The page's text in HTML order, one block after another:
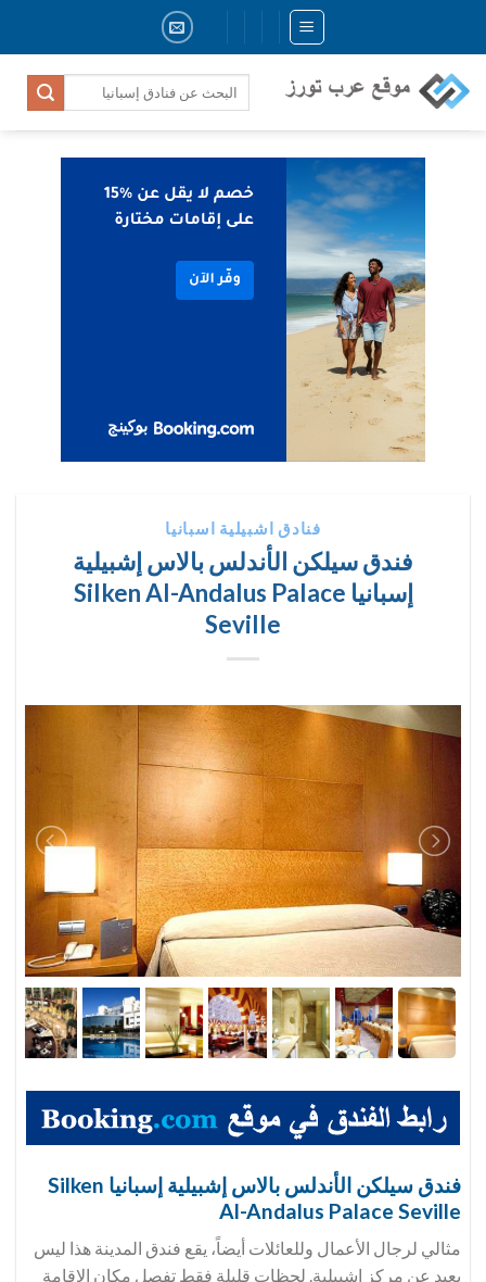
content
فنادق اشبيلية اسبانيا
فندق سيلكن الأندلس بالاس إشبيلية
إسبانيا Silken Al-Andalus Palace
Seville
فندق
سيلكن الأندلس بالاس إشبيلية إسبانيا Silken
Al-Andalus Palace Seville
مثالي لرجال الأعمال وللعائلات أيضاً، يقع فندق المدينة هذا ليس
بعيد عن مركز إشبيلية. لحظات قليلة فقط تفصل مكان الإقامة